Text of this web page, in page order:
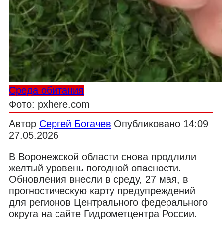
Среда обитания
Фото: pxhere.com
Автор Сергей Богачев Опубликовано 14:09
27.05.2026
В Воронежской области снова продлили
желтый уровень погодной опасности.
Обновления внесли в среду, 27 мая, в
прогностическую карту предупреждений
для регионов Центрального федерального
округа на сайте Гидрометцентра России.